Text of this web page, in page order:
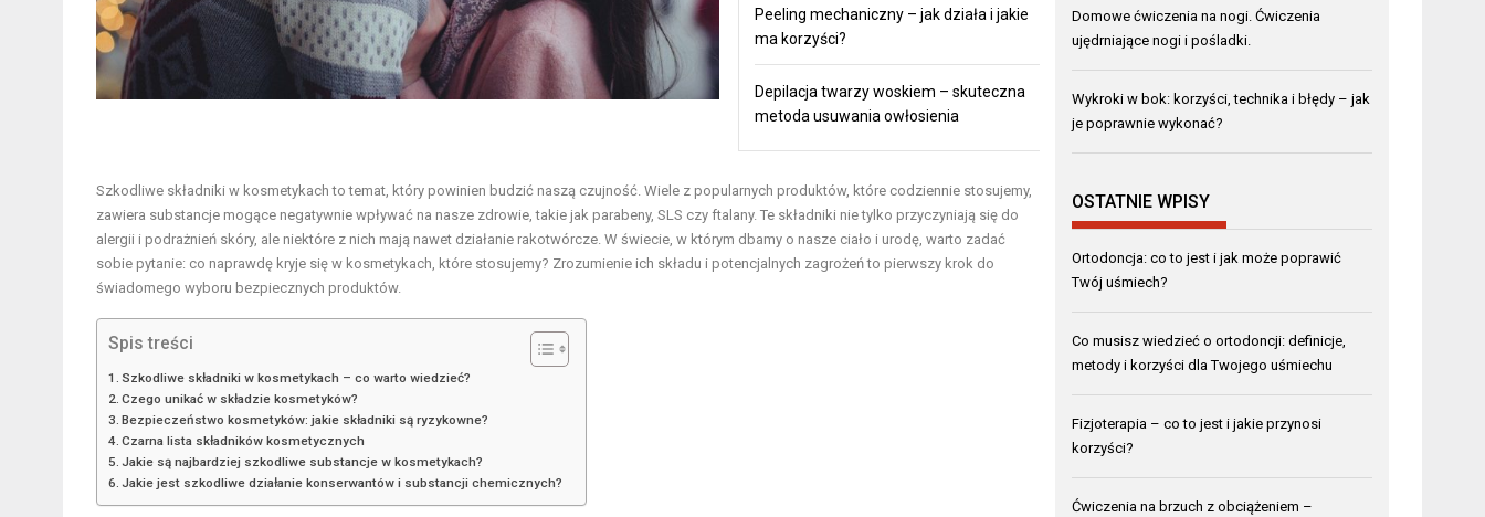
Peeling mechaniczny – jak działa i jakie
ma korzyści?
Depilacja twarzy woskiem – skuteczna
metoda usuwania owłosienia
Szkodliwe składniki w kosmetykach to temat, który powinien budzić naszą czujność. Wiele z popularnych produktów, które codziennie stosujemy,
zawiera substancje mogące negatywnie wpływać na nasze zdrowie, takie jak parabeny, SLS czy ftalany. Te składniki nie tylko przyczyniają się do
alergii i podrażnień skóry, ale niektóre z nich mają nawet działanie rakotwórcze. W świecie, w którym dbamy o nasze ciało i urodę, warto zadać
sobie pytanie: co naprawdę kryje się w kosmetykach, które stosujemy? Zrozumienie ich składu i potencjalnych zagrożeń to pierwszy krok do
świadomego wyboru bezpiecznych produktów.
Spis treści
Szkodliwe składniki w kosmetykach – co warto wiedzieć?
Czego unikać w składzie kosmetyków?
Bezpieczeństwo kosmetyków: jakie składniki są ryzykowne?
Czarna lista składników kosmetycznych
Jakie są najbardziej szkodliwe substancje w kosmetykach?
Jakie jest szkodliwe działanie konserwantów i substancji chemicznych?
Domowe ćwiczenia na nogi. Ćwiczenia
ujędrniające nogi i pośladki.
Wykroki w bok: korzyści, technika i błędy – jak
je poprawnie wykonać?
OSTATNIE WPISY
Ortodoncja: co to jest i jak może poprawić
Twój uśmiech?
Co musisz wiedzieć o ortodoncji: definicje,
metody i korzyści dla Twojego uśmiechu
Fizjoterapia – co to jest i jakie przynosi
korzyści?
Ćwiczenia na brzuch z obciążeniem –